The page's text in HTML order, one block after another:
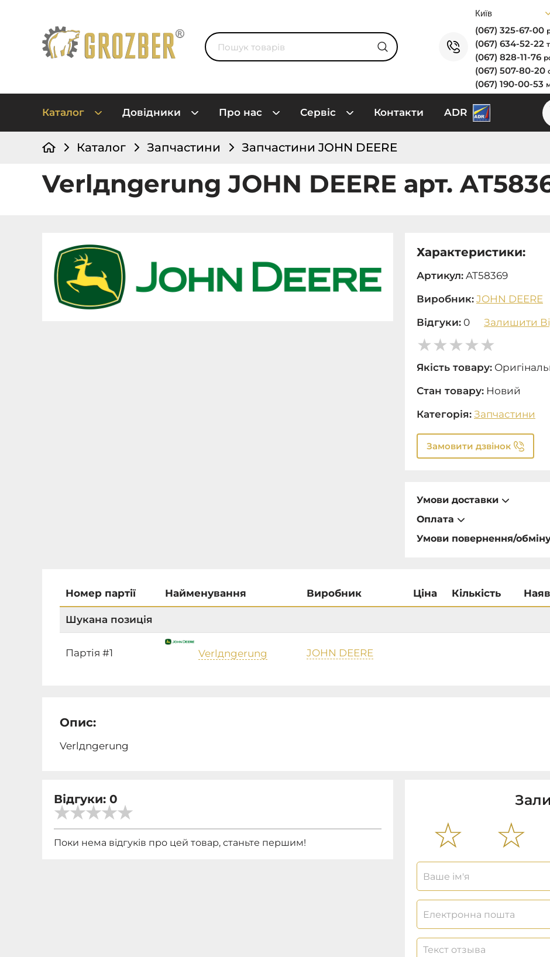
(067) 325-67-00
(067) 634-52-22
(067) 828-11-76
(067) 507-80-20
(067) 190-00-53
Каталог Довідники Про нас Сервіс Контакти ADR
Каталог Запчастини Запчастини JOHN DEERE
Verlдngerung JOHN DEERE арт.
Характеристики:
Артикул: AT58369
Виробник: JOHN DEERE
Відгуки: 0 Залишити
Якість товару:
Стан товару: Новий
Категорія: Запчастини
Замовити дзвінок
Умови доставки
Оплата
Умови повернення/
Номер партії Найменування Виробник Ціна Кількість
Шукана позиція
Партія #1 Verlдngerung JOHN DEERE
Опис:
Verlдngerung
Відгуки: 0
Поки нема відгуків про цей товар, станьте першим!